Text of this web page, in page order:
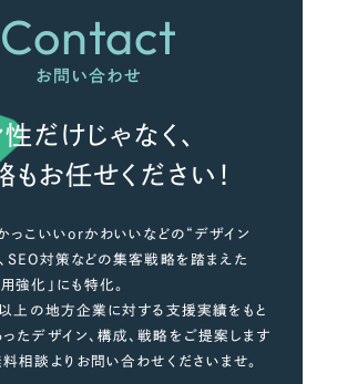
する
Contact
お問い合わせ
だけじゃなく、
お任せください！
っこいいorかわいいなどの“デザイン
SEO対策などの集客戦略を踏まえた
強化」にも特化。
上の地方企業に対する支援実績をもと
たデザイン、構成、戦略をご提案します
相談よりお問い合わせくださいませ。